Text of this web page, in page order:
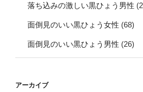
落ち込みの激しい黒ひょう男性
面倒見のいい黒ひょう女性 (68)
面倒見のいい黒ひょう男性 (26)
アーカイブ